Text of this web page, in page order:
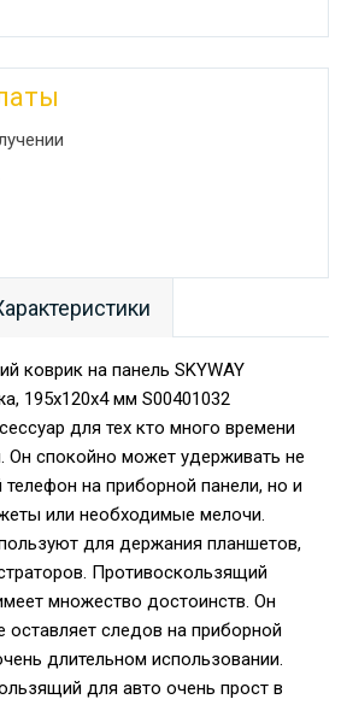
коврик на панель SKYWAY
195x120x4 мм S00401032
для тех кто много времени
Он спокойно может удерживать не
на приборной панели, но и
или необходимые мелочи.
для держания планшетов,
Противоскользящий
множество достоинств. Он
оставляет следов на приборной
длительном использовании.
для авто очень прост в